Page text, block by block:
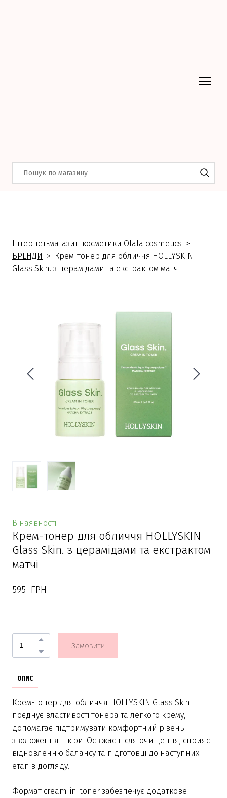
Інтернет-магазин косметики Olala cosmetics
БРЕНДИ
Крем-тонер для обличчя HOLLYSKIN
Glass Skin. з церамідами та екстрактом матчі
В наявності
Крем-тонер для обличчя HOLLYSKIN
Glass Skin. з церамідами та екстрактом
матчі
595  ГРН
Замовити
ОПИС
Крем-тонер для обличчя HOLLYSKIN Glass Skin.
поєднує властивості тонера та легкого крему,
допомагає підтримувати комфортний рівень
зволоження шкіри. Освіжає після очищення, сприяє
відновленню балансу та підготовці до наступних
етапів догляду.
Формат cream-in-toner забезпечує додаткове